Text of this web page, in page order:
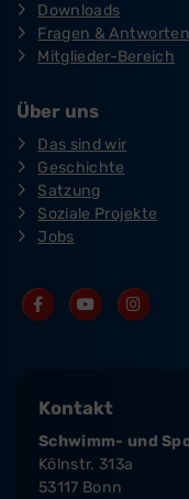
Downloads
Fragen & Antworten
Mitglieder-Bereich
Über uns
Das sind wir
Geschichte
Satzung
Soziale Projekte
Jobs
Kontakt
Schwimm- und
Kölnstr. 313a
53117 Bonn